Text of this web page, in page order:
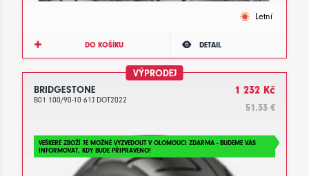
Letní
DO KOŠÍKU DETAIL
VÝPRODEJ
BRIDGESTONE
B01 100/90-10 61J DOT2022
1 232 Kč
51.33 €
VEŠKERÉ ZBOŽÍ JE MOŽNÉ VYZVEDOUT V OLOMOUCI ZDARMA - BUDEME VÁS
INFORMOVAT, KDY BUDE PŘIPRAVENO!